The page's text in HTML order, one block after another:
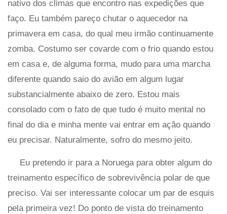
nativo dos climas que encontro nas expedições que
faço. Eu também pareço chutar o aquecedor na
primavera em casa, do qual meu irmão continuamente
zomba. Costumo ser covarde com o frio quando estou
em casa e, de alguma forma, mudo para uma marcha
diferente quando saio do avião em algum lugar
substancialmente abaixo de zero. Estou mais
consolado com o fato de que tudo é muito mental no
final do dia e minha mente vai entrar em ação quando
eu precisar. Naturalmente, sofro do mesmo jeito.
Eu pretendo ir para a Noruega para obter algum do
treinamento específico de sobrevivência polar de que
preciso. Vai ser interessante colocar um par de esquis
pela primeira vez! Do ponto de vista do treinamento